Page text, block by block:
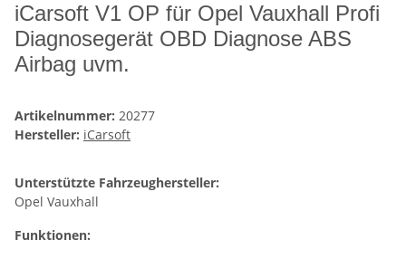
iCarsoft V1 OP für Opel Vauxhall Profi
Diagnosegerät OBD Diagnose ABS
Airbag uvm.
Artikelnummer: 20277
Hersteller: iCarsoft
Unterstützte Fahrzeughersteller:
Opel Vauxhall
Funktionen: